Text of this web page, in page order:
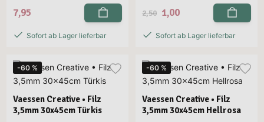
7,95
Sofort ab Lager lieferbar
2,50 1,00
Sofort ab Lager lieferbar
-60 %
Vaessen Creative • Filz
3,5mm 30x45cm Türkis
-60 %
Vaessen Creative • Filz
3,5mm 30x45cm Hellrosa